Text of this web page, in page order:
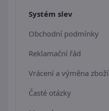
Systém slev
Obchodní podmínky
Reklamační řád
Vrácení a výměna zboží
Časté otázky